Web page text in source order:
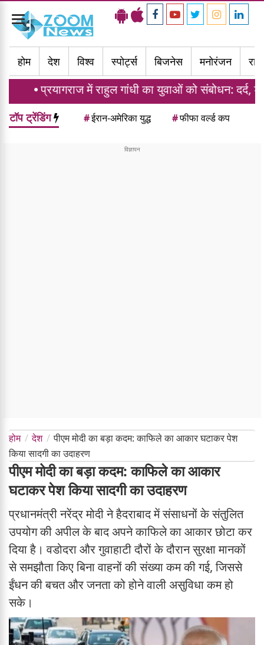
Toggle
navigation
होम
देश विश्व स्पोर्ट्स बिजनेस मनोरंजन
में राहुल गांधी का युवाओं को संबोधन: दर्द, डाटा और दौलत
टॉप ट्रेंडिंग #ईरान-अमेरिका युद्ध #फीफा वर्ल्ड कप
होम देश
पीएम मोदी का बड़ा कदम: काफिले का आकार घटाकर पेश
किया सादगी का उदाहरण
पीएम मोदी का बड़ा कदम: काफिले का आकार
घटाकर पेश किया सादगी का उदाहरण
प्रधानमंत्री नरेंद्र मोदी ने हैदराबाद में संसाधनों के संतुलित
उपयोग की अपील के बाद अपने काफिले का आकार छोटा कर
दिया है। वडोदरा और गुवाहाटी दौरों के दौरान सुरक्षा मानकों
से समझौता किए बिना वाहनों की संख्या कम की गई, जिससे
ईंधन की बचत और जनता को होने वाली असुविधा कम हो
सके।